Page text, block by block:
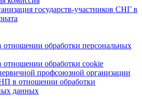
государств-участников СНГ в
отношении обработки персональных
отношении обработки cookie
профсоюзной организации
в отношении обработки
данных